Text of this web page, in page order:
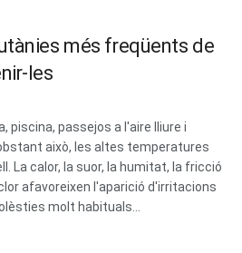
més freqüents de
les
piscina, passejos a l'aire lliure i
això, les altes temperatures
La calor, la suor, la humitat, la fricció
afavoreixen l'aparició d'irritacions
molt habituals...